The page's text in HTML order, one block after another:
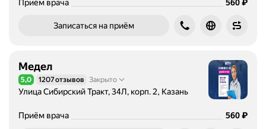
к
с
Приём врача
560₽
Записаться на приём
Медел
Рейтинг 5,0 из 5
5,0 1207 отзывов Закрыто
Улица Сибирский Тракт, 34Л, корп. 2, Казань
Приём врача Цена
560₽